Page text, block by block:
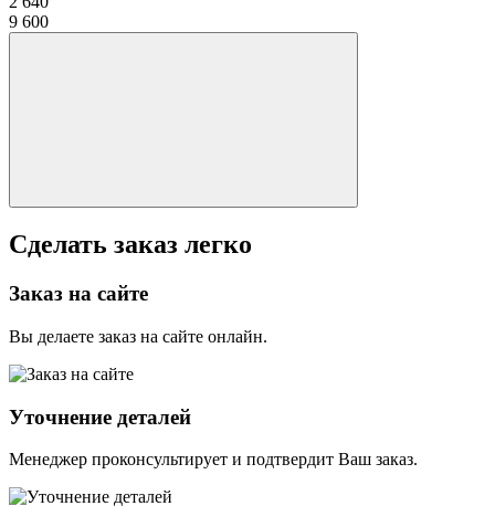
9 600
Сделать заказ легко
Заказ на сайте
Вы делаете заказ на сайте онлайн.
Уточнение деталей
Менеджер проконсультирует и подтвердит Ваш заказ.